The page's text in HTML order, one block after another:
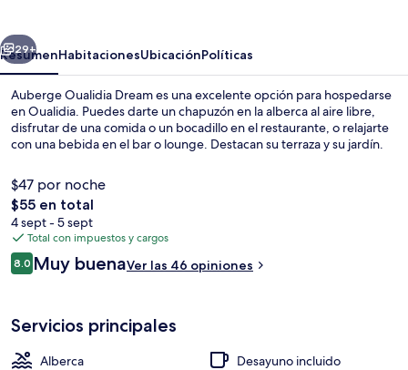
Siguiente
29+
ResumenHabitacionesUbicaciónPolíticas
Auberge Oualidia Dream es una excelente opción para hospedarse
en Oualidia. Puedes darte un chapuzón en la alberca al aire libre,
disfrutar de una comida o un bocadillo en el restaurante, o relajarte
con una bebida en el bar o lounge. Destacan su terraza y su jardín.
$47 por noche
El
precio
total
es
de
$55 en total
4 sept - 5 sept
Total con impuestos y cargos
Opiniones
8.08.0 de 10,
Muy buenaVer las 46 opiniones
Servicios principales
Alberca
Desayuno incluido